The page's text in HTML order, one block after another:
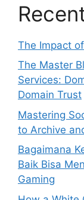
The Impact
The Master
Services:
Domain Trust
Mastering
to Archive
Bagaimana
Baik Bisa
Gaming